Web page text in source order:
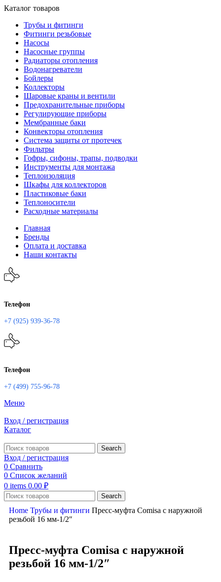
Каталог товаров
Трубы и фитинги
Фитинги резьбовые
Насосы
Насосные группы
Радиаторы отопления
Водонагреватели
Бойлеры
Коллекторы
Шаровые краны и вентили
Предохранительные приборы
Регулирующие приборы
Мембранные баки
Конвекторы отопления
Система защиты от протечек
Фильтры
Гофры, сифоны, трапы, подводки
Инструменты для монтажа
Теплоизоляция
Шкафы для коллекторов
Пластиковые баки
Теплоносители
Расходные материалы
Главная
Бренды
Оплата и доставка
Наши контакты
Телефон
+7 (925) 939-36-78
Телефон
+7 (499) 755-96-78
Меню
Вход / регистрация
Каталог
Search
Вход / регистрация
0 Сравнить
0 Список желаний
0 items 0.00 ₽
Search
Home Трубы и фитинги Пресс-муфта Comisa с наружной
резьбой 16 мм-1/2″
Пресс-муфта Comisa с наружной
резьбой 16 мм-1/2″